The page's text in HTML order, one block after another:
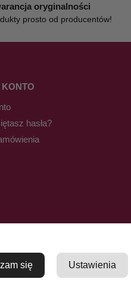
oryginalności
prosto od producentów!
hasła?
się Ustawienia